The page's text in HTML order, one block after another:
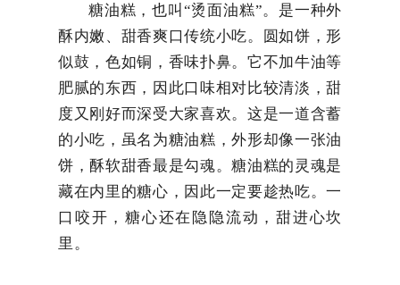
糖油糕，也叫“烫面油糕”。是一种外
酥内嫩、甜香爽口传统小吃。圆如饼，形
似鼓，色如铜，香味扑鼻。它不加牛油等
肥腻的东西，因此口味相对比较清淡，甜
度又刚好而深受大家喜欢。这是一道含蓄
的小吃，虽名为糖油糕，外形却像一张油
饼，酥软甜香最是勾魂。糖油糕的灵魂是
藏在内里的糖心，因此一定要趁热吃。一
口咬开，糖心还在隐隐流动，甜进心坎
里。